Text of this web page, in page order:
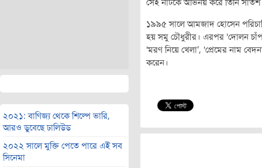
২০২১: বাণিজ্য থেকে শিল্পে ভারি,
আরও ডুবেছে ঢালিউড
২০২২ সালে মুক্তি পেতে পারে এই সব
সিনেমা
সেই নাটকে অভিনয় করে তিনি সাতশ
১৯৯৫ সালে আমজাদ হোসেন
হয় সমু চৌধুরীর। এরপর ‘দোলন
‘মরণ নিয়ে খেলা’, ‘প্রেমের নাম
করেন।